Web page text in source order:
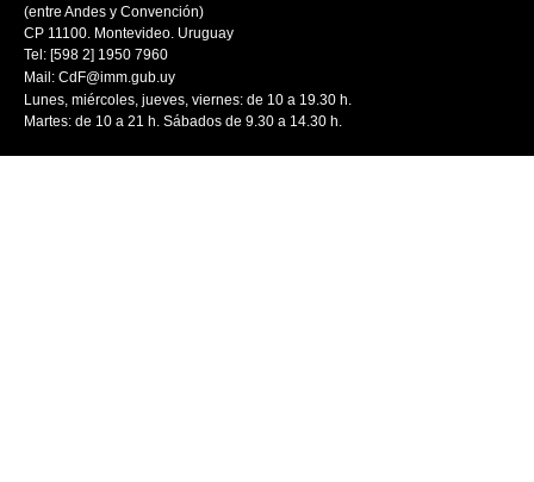
(entre Andes y Convención)
CP 11100. Montevideo. Uruguay
Tel: [598 2] 1950 7960
Mail: CdF@imm.gub.uy
Lunes, miércoles, jueves, viernes: de 10 a 19.30 h.
Martes: de 10 a 21 h. Sábados de 9.30 a 14.30 h.